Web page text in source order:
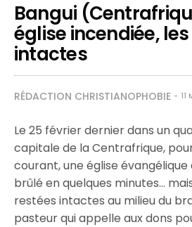
Bangui
église incendiée,
intactes
RÉDACTION CHRISTIANOPHOBIE 11
Le 25 février dernier dans un
capitale de la Centrafrique,
courant, une église
brûlé en quelques minutes…
restées intactes au milieu du
pasteur qui appelle aux dons